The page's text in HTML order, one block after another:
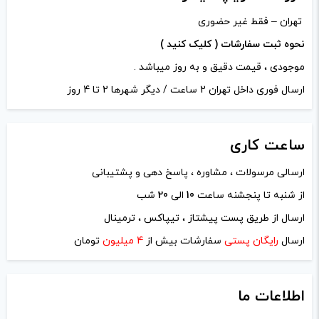
نام*
ایمیل*
تهران – فقط غیر حضوری
نحوه ثبت سفارشات ( کلیک کنید )
موجودی ، قیمت دقیق و به روز میباشد .
ارسال فوری داخل تهران 2 ساعت / دیگر شهرها 2 تا 4 روز
ساعت کاری
ارسالی مرسولات ، مشاوره ، پاسخ دهی و پشتیبانی
از شنبه تا پنجشنه ساعت 10 الی 20 شب
ارسال از طریق پست پیشتاز ، تیپاکس ، ترمینال
ارسال رایگان پستی سفارشات بیش از 4 میلیون تومان
اطلاعات ما